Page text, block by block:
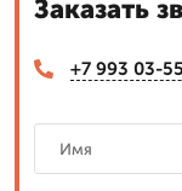
Заказать
+7 993 03-